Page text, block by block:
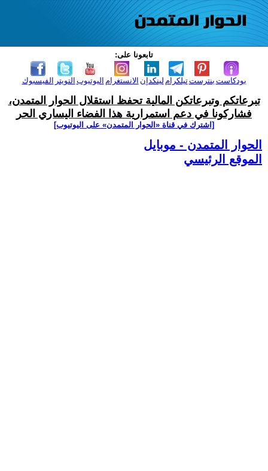
تابعونا على:
الفيسبوك التويتر اليوتيوب الانستغرام لينكدإن تيلكرامبنترست بودكاست
تبرعاتكم وتبرعاتكن المالية تحفظ استقلال الحوار المتمدن،
فشاركونا في دعم استمرارية هذا الفضاء اليساري الحر
[اشترك في قناة ‫«الحوار المتمدن» على اليوتيوب]
الحوار المتمدن - موبايل
الموقع الرئيسي